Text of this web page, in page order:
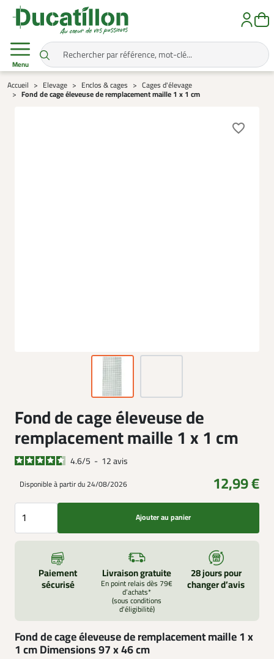
Menu
Accueil Elevage Enclos & cages Cages d'élevage
Fond de cage éleveuse de remplacement maille 1 x 1 cm
favorite_border
Fond de cage éleveuse de
remplacement maille 1 x 1 cm
4.6/5 - 12avis
Disponible à partir du 24/08/2026 12,99 €
Ajouter au panier
Paiement
sécurisé
Livraison gratuite
En point relais dès 79€
d’achats*
(sous conditions
d'éligibilité)
28 jours pour
changer d’avis
Fond de cage éleveuse de remplacement maille 1 x
1 cm Dimensions 97 x 46 cm